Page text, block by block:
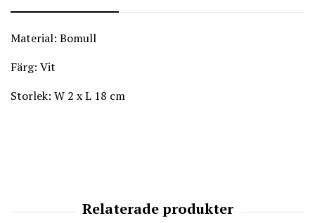
Material: Bomull
Färg: Vit
Storlek: W 2 x L 18 cm